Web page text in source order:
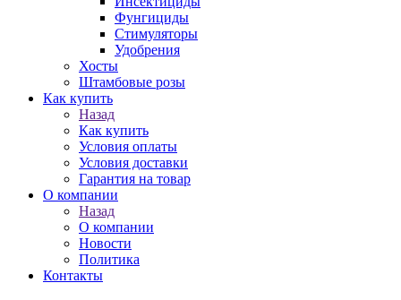
Фунгициды
Стимуляторы
Удобрения
Хосты
Штамбовые розы
Как купить
Назад
Как купить
Условия оплаты
Условия доставки
Гарантия на товар
О компании
Назад
О компании
Новости
Политика
Контакты